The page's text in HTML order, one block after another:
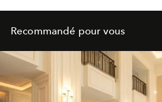
Recommandé pour vous